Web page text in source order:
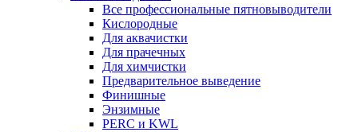
Все профессиональные пятновыводители
Кислородные
Для аквачистки
Для прачечных
Для химчистки
Предварительное выведение
Финишные
Энзимные
PERC и KWL